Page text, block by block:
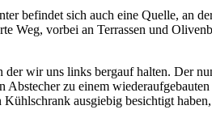
befindet sich auch eine Quelle, an
Weg, vorbei an Terrassen und
wir uns links bergauf halten. Der
zu einem
ausgiebig besichtigt